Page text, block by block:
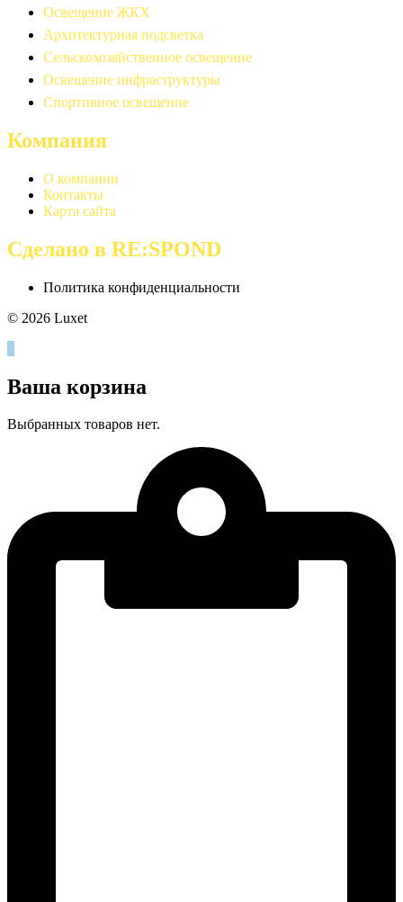
Освещение ЖКХ
Архитектурная подсветка
Сельскохозяйственное освещение
Освещение инфраструктуры
Спортивное освещение
Компания
О компании
Контакты
Карта сайта
Сделано в RE:SPOND
Политика конфиденциальности
© 2026 Luxet
Ваша корзина
Выбранных товаров нет.